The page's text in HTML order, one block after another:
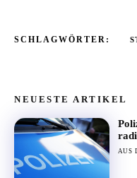
SCHLAGWÖRTER:
NEUESTE ARTIKEL
AUS